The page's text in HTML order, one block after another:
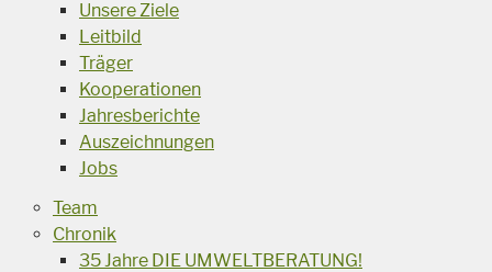
Unsere Ziele
Leitbild
Träger
Kooperationen
Jahresberichte
Auszeichnungen
Jobs
Team
Chronik
35 Jahre DIE UMWELTBERATUNG!